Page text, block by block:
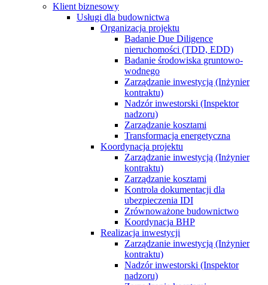
Klient biznesowy
Usługi dla budownictwa
Organizacja projektu
Badanie Due Diligence
nieruchomości (TDD, EDD)
Badanie środowiska gruntowo-
wodnego
Zarządzanie inwestycją (Inżynier
kontraktu)
Nadzór inwestorski (Inspektor
nadzoru)
Zarządzanie kosztami
Transformacja energetyczna
Koordynacja projektu
Zarządzanie inwestycją (Inżynier
kontraktu)
Zarządzanie kosztami
Kontrola dokumentacji dla
ubezpieczenia IDI
Zrównoważone budownictwo
Koordynacja BHP
Realizacja inwestycji
Zarządzanie inwestycją (Inżynier
kontraktu)
Nadzór inwestorski (Inspektor
nadzoru)